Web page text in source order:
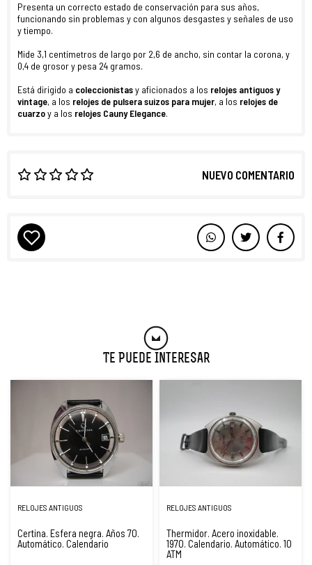
Presenta un correcto estado de conservación para sus años,
funcionando sin problemas y con algunos desgastes y señales de uso
y tiempo.
Mide 3,1 centímetros de largo por 2,6 de ancho, sin contar la corona, y
0,4 de grosor y pesa 24 gramos.
Está dirigido a coleccionistasy aficionados a los relojes antiguos y
vintage, a los relojes de pulsera suizos para mujer, a los relojes de
cuarzoy a los relojes Cauny Elegance.
NUEVO COMENTARIO
Te Puede Interesar
RELOJES ANTIGUOS
Certina. Esfera negra. Años 70.
Automático. Calendario
RELOJES ANTIGUOS
Thermidor. Acero inoxidable.
1970. Calendario. Automático. 10
ATM